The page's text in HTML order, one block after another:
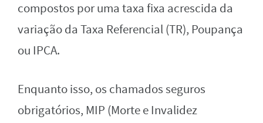
compostos por uma taxa fixa acrescida da
variação da Taxa Referencial (TR), Poupança
ou IPCA.
Enquanto isso, os chamados seguros
obrigatórios, MIP (Morte e Invalidez